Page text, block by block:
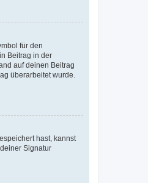
für den
Beitrag in der
auf deinen Beitrag
überarbeitet wurde.
hast, kannst
Signatur